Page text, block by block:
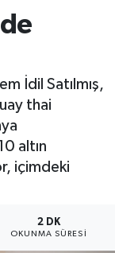
İdil Satılmış,
thai
altın
içimdeki
2 DK
OKUNMA SÜRESI